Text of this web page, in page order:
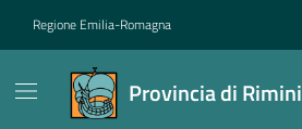
Regione Emilia-Romagna
Provincia di Rimini